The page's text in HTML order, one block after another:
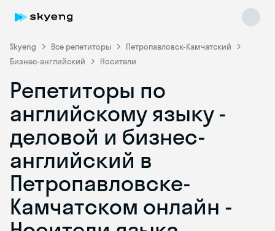
Skyeng Все репетиторы
Петропавловск-Камчатский
Бизнес-английский
Носители
Репетиторы по
английскому языку -
деловой и бизнес-
английский в
Петропавловске-
Камчатском онлайн -
Skyeng Chat